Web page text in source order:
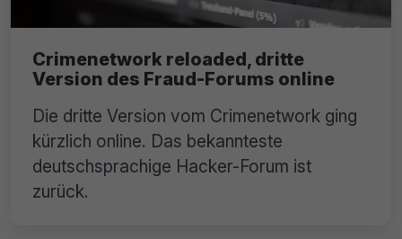
Crimenetwork reloaded, dritte
Version des Fraud-Forums online
Die dritte Version vom Crimenetwork ging
kürzlich online. Das bekannteste
deutschsprachige Hacker-Forum ist
zurück.